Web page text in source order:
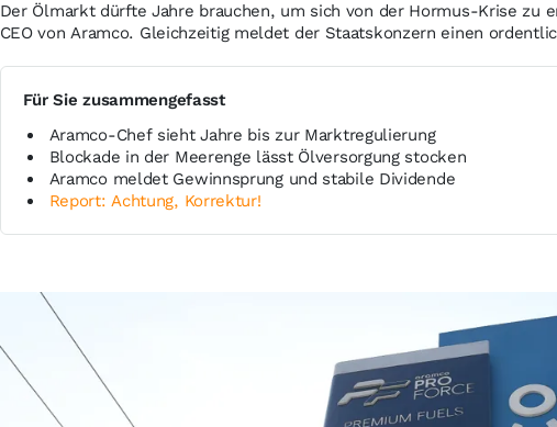
Der Ölmarkt dürfte Jahre brauchen, um sich von der Hormus-Krise zu
CEO von Aramco. Gleichzeitig meldet der Staatskonzern einen
Für Sie zusammengefasst
Aramco-Chef sieht Jahre bis zur Marktregulierung
Blockade in der Meerenge lässt Ölversorgung stocken
Aramco meldet Gewinnsprung und stabile Dividende
Report: Achtung, Korrektur!